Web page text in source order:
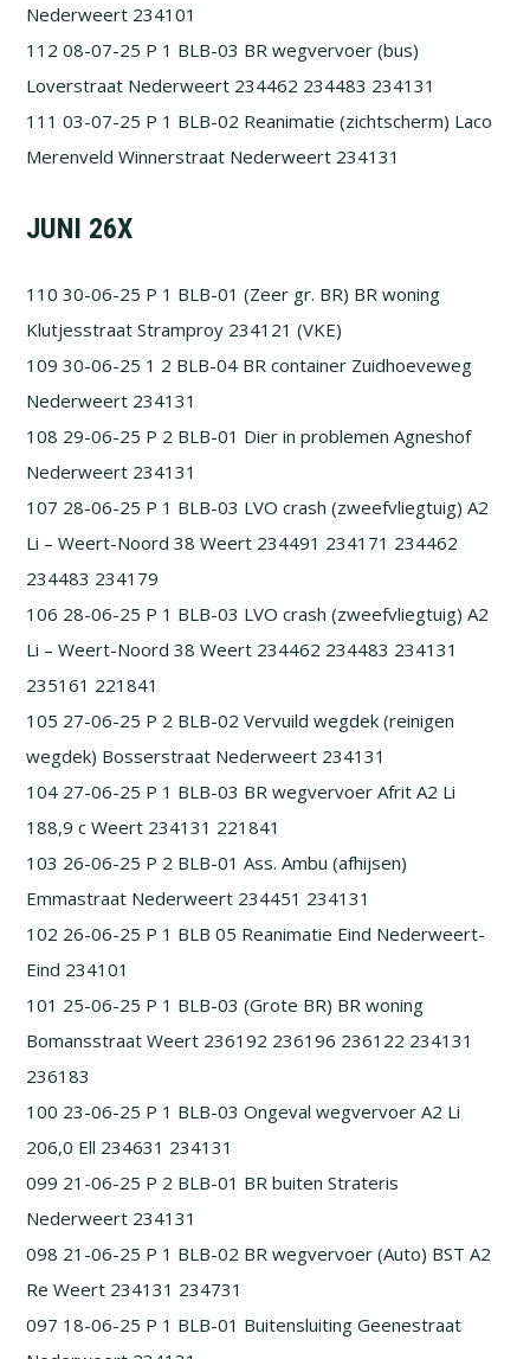
Nederweert 234101
112 08-07-25 P 1 BLB-03 BR wegvervoer (bus)
Loverstraat Nederweert 234462 234483 234131
111 03-07-25 P 1 BLB-02 Reanimatie (zichtscherm) Laco
Merenveld Winnerstraat Nederweert 234131
JUNI 26X
110 30-06-25 P 1 BLB-01 (Zeer gr. BR) BR woning
Klutjesstraat Stramproy 234121 (VKE)
109 30-06-25 1 2 BLB-04 BR container Zuidhoeveweg
Nederweert 234131
108 29-06-25 P 2 BLB-01 Dier in problemen Agneshof
Nederweert 234131
107 28-06-25 P 1 BLB-03 LVO crash (zweefvliegtuig) A2
Li – Weert-Noord 38 Weert 234491 234171 234462
234483 234179
106 28-06-25 P 1 BLB-03 LVO crash (zweefvliegtuig) A2
Li – Weert-Noord 38 Weert 234462 234483 234131
235161 221841
105 27-06-25 P 2 BLB-02 Vervuild wegdek (reinigen
wegdek) Bosserstraat Nederweert 234131
104 27-06-25 P 1 BLB-03 BR wegvervoer Afrit A2 Li
188,9 c Weert 234131 221841
103 26-06-25 P 2 BLB-01 Ass. Ambu (afhijsen)
Emmastraat Nederweert 234451 234131
102 26-06-25 P 1 BLB 05 Reanimatie Eind Nederweert-
Eind 234101
101 25-06-25 P 1 BLB-03 (Grote BR) BR woning
Bomansstraat Weert 236192 236196 236122 234131
236183
100 23-06-25 P 1 BLB-03 Ongeval wegvervoer A2 Li
206,0 Ell 234631 234131
099 21-06-25 P 2 BLB-01 BR buiten Strateris
Nederweert 234131
098 21-06-25 P 1 BLB-02 BR wegvervoer (Auto) BST A2
Re Weert 234131 234731
097 18-06-25 P 1 BLB-01 Buitensluiting Geenestraat